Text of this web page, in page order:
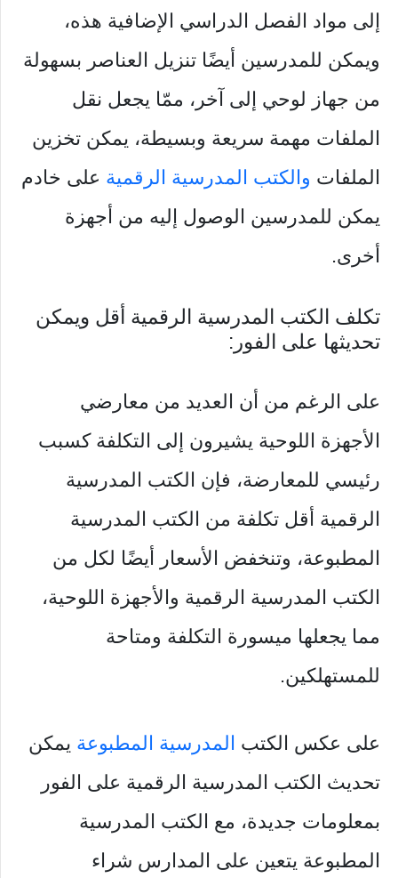
إلى مواد الفصل الدراسي الإضافية هذه،
ويمكن للمدرسين أيضًا تنزيل العناصر بسهولة
من جهاز لوحي إلى آخر، ممّا يجعل نقل
الملفات مهمة سريعة وبسيطة، يمكن تخزين
الملفات والكتب المدرسية الرقمية على خادم
يمكن للمدرسين الوصول إليه من أجهزة
أخرى.
تكلف الكتب المدرسية الرقمية أقل ويمكن
تحديثها على الفور:
على الرغم من أن العديد من معارضي
الأجهزة اللوحية يشيرون إلى التكلفة كسبب
رئيسي للمعارضة، فإن الكتب المدرسية
الرقمية أقل تكلفة من الكتب المدرسية
المطبوعة، وتنخفض الأسعار أيضًا لكل من
الكتب المدرسية الرقمية والأجهزة اللوحية،
مما يجعلها ميسورة التكلفة ومتاحة
للمستهلكين.
على عكس الكتب المدرسية المطبوعة يمكن
تحديث الكتب المدرسية الرقمية على الفور
بمعلومات جديدة، مع الكتب المدرسية
المطبوعة يتعين على المدارس شراء